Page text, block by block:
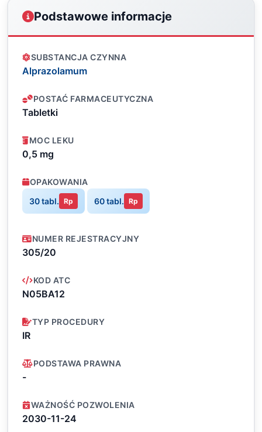
Podstawowe informacje
SUBSTANCJA CZYNNA
Alprazolamum
POSTAĆ FARMACEUTYCZNA
Tabletki
MOC LEKU
0,5 mg
OPAKOWANIA
30 tabl. Rp 60 tabl. Rp
NUMER REJESTRACYJNY
305/20
KOD ATC
N05BA12
TYP PROCEDURY
IR
PODSTAWA PRAWNA
-
WAŻNOŚĆ POZWOLENIA
2030-11-24